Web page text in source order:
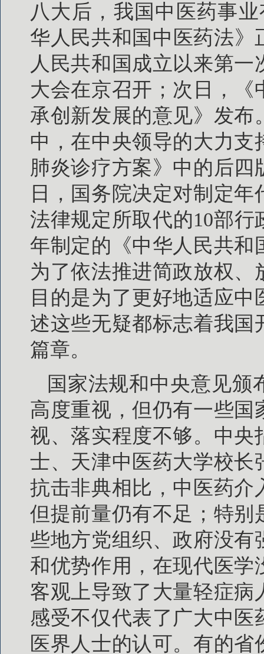
八大后，我国中医药事
华人民共和国中医药法》
人民共和国成立以来第
大会在京召开；次日，
承创新发展的意见》发
中，在中央领导的大力
肺炎诊疗方案》中的后四
日，国务院决定对制定
法律规定所取代的10部行
年制定的《中华人民共和
为了依法推进简政放权
目的是为了更好地适应
述这些无疑都标志着我
篇章。
国家法规和中央意见颁
高度重视，但仍有一些
视、落实程度不够。中央
士、天津中医药大学校长
抗击非典相比，中医药介
但提前量仍有不足；特别
些地方党组织、政府没有
和优势作用，在现代医学
客观上导致了大量轻症
感受不仅代表了广大中
医界人士的认可。有的